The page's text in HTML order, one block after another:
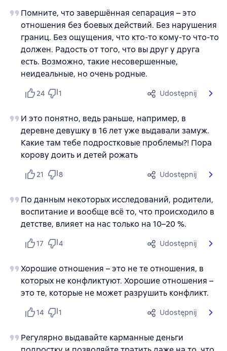
Помните, что завершённая сепарация – это
отношения без боевых действий. Без нарушения
границ. Без ощущения, что кто-то кому-то что-то
должен. Радость от того, что вы друг у друга
есть. Возможно, такие несовершенные,
неидеальные, но очень родные.
24 1 Udostępnij
И это понятно, ведь раньше, например, в
деревне девушку в 16 лет уже выдавали замуж.
Какие там тебе подростковые проблемы?! Пора
корову доить и детей рожать
21 8 Udostępnij
По данным некоторых исследований, родители,
воспитание и вообще всё то, что происходило в
детстве, влияет на нас только на 10–20 %.
17 4 Udostępnij
Хорошие отношения – это не те отношения, в
которых не конфликтуют. Хорошие отношения –
это те, которые не может разрушить конфликт.
14 1 Udostępnij
Регулярно выдавайте карманные деньги